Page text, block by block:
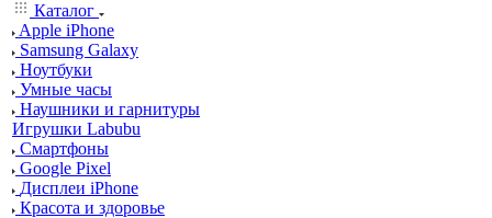
Каталог
Apple iPhone
Samsung Galaxy
Ноутбуки
Умные часы
Наушники и гарнитуры
Игрушки Labubu
Смартфоны
Google Pixel
Дисплеи iPhone
Красота и здоровье